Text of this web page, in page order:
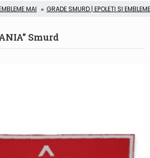
MAI GRADE SMURD | EPOLETI SI
Smurd